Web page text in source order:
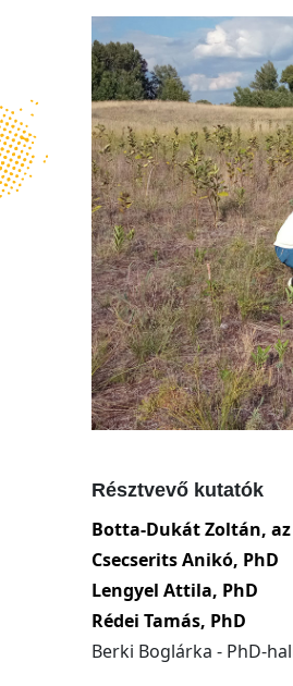
Résztvevő kutatók
Botta-Dukát Zoltán,
Csecserits Anikó, PhD
Lengyel Attila, PhD
Rédei Tamás, PhD
Berki Boglárka - PhD-